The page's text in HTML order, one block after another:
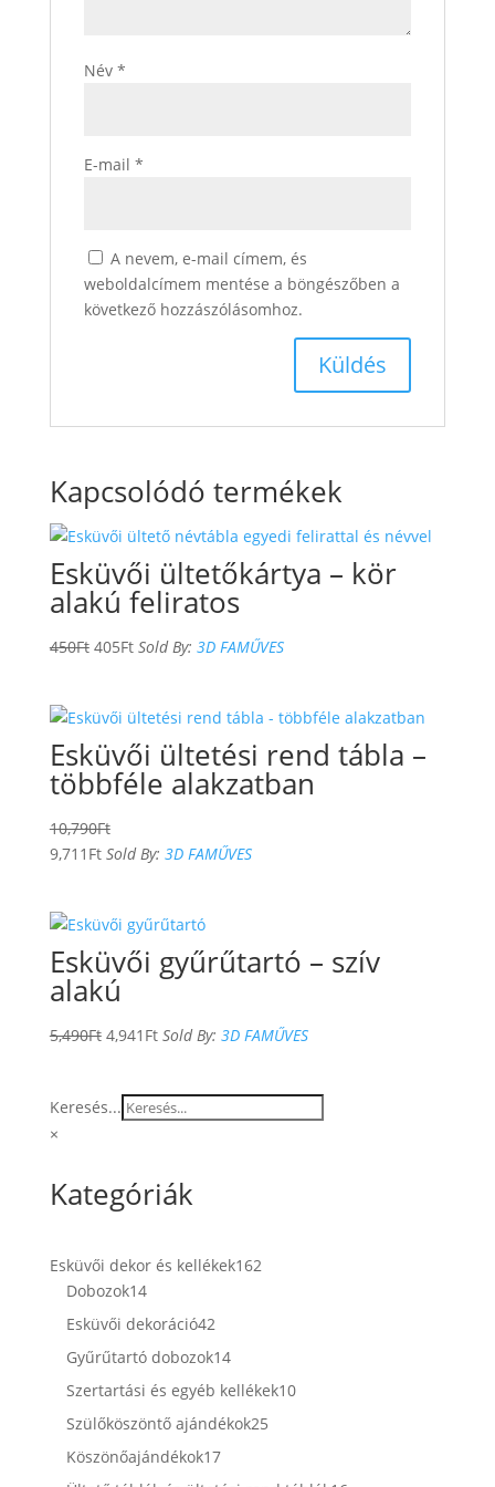
Név *
E-mail *
A nevem, e-mail címem, és
weboldalcímem mentése a böngészőben a
következő hozzászólásomhoz.
Kapcsolódó termékek
Esküvői ültetőkártya – kör
alakú feliratos
450Ft 405Ft Sold By: 3D FAMŰVES
Esküvői ültetési rend tábla –
többféle alakzatban
10,790Ft
9,711 Ft Sold By: 3D FAMŰVES
Esküvői gyűrűtartó – szív
alakú
5,490Ft 4,941 Ft Sold By: 3D FAMŰVES
Keresés...
×
Kategóriák
Esküvői dekor és kellékek162162
Dobozok1414
termék
Esküvői dekoráció4242
termék
Gyűrűtartó dobozok1414
termék
Szertartási és egyéb kellékek1010
Szülőköszöntő ajándékok2525
Köszönőajándékok1717
termék